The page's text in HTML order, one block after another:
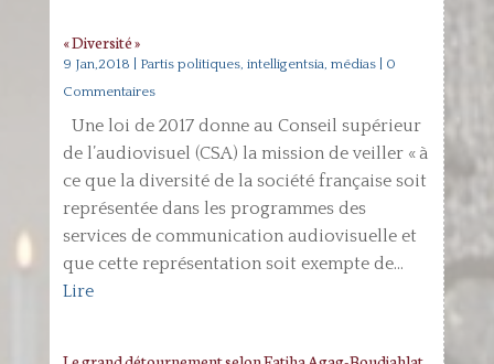
« Diversité »
9 Jan,2018 Partis politiques, intelligentsia, médias| 0
Commentaires
Une loi de 2017 donne au Conseil supérieur
de l’audiovisuel (CSA) la mission de veiller « à
ce que la diversité de la société française soit
représentée dans les programmes des
services de communication audiovisuelle et
que cette représentation soit exempte de...
Lire